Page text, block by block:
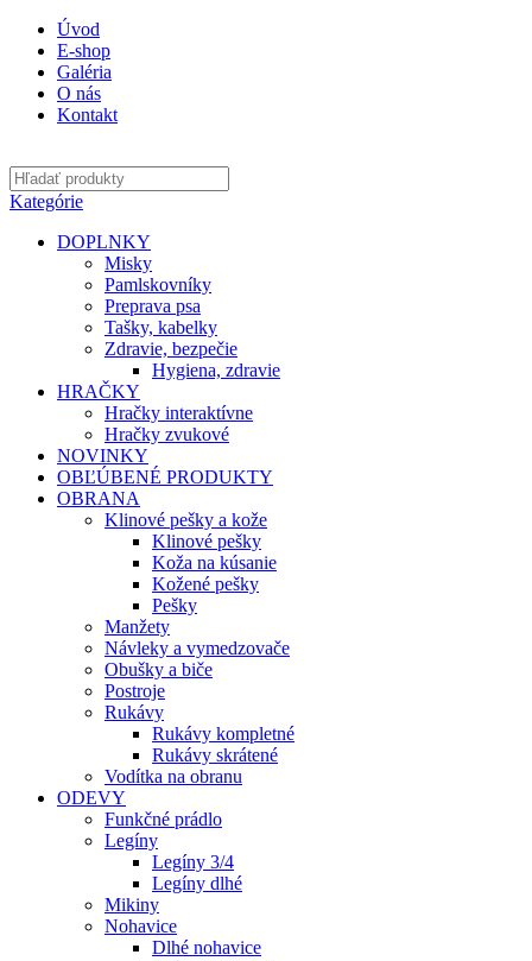
Úvod
E-shop
Galéria
O nás
Kontakt
Kategórie
DOPLNKY
Misky
Pamlskovníky
Preprava psa
Tašky, kabelky
Zdravie, bezpečie
Hygiena, zdravie
HRAČKY
Hračky interaktívne
Hračky zvukové
NOVINKY
OBĽÚBENÉ PRODUKTY
OBRANA
Klinové pešky a kože
Klinové pešky
Koža na kúsanie
Kožené pešky
Pešky
Manžety
Návleky a vymedzovače
Obušky a biče
Postroje
Rukávy
Rukávy kompletné
Rukávy skrátené
Vodítka na obranu
ODEVY
Funkčné prádlo
Legíny
Legíny 3/4
Legíny dlhé
Mikiny
Nohavice
Dlhé nohavice